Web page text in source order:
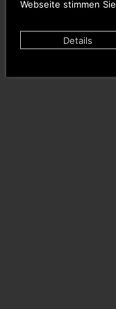
Webseite stimmen
Details